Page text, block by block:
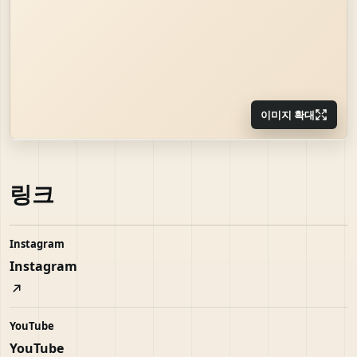
이미지 확대
링크
Instagram
Instagram
YouTube
YouTube